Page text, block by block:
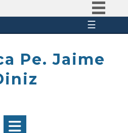
Participe
☰
Pe. Jaime